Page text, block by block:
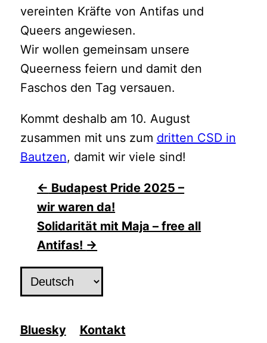
vereinten Kräfte von Antifas und
Queers angewiesen.
Wir wollen gemeinsam unsere
Queerness feiern und damit den
Faschos den Tag versauen.
Kommt deshalb am 10. August
zusammen mit uns zum dritten CSD in
Bautzen, damit wir viele sind!
Beitragsnavigation
← Budapest Pride 2025 –
wir waren da!
Solidarität mit Maja – free all
Antifas! →
Sprache
auswählen
Bluesky
Kontakt